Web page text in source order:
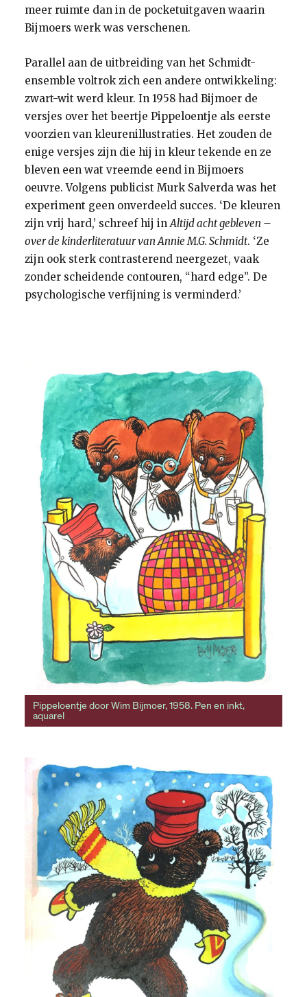
meer ruimte dan in de pocketuitgaven waarin
Bijmoers werk was verschenen.
Parallel aan de uitbreiding van het Schmidt-
ensemble voltrok zich een andere ontwikkeling:
zwart-wit werd kleur. In 1958 had Bijmoer de
versjes over het beertje Pippeloentje als eerste
voorzien van kleurenillustraties. Het zouden de
enige versjes zijn die hij in kleur tekende en ze
bleven een wat vreemde eend in Bijmoers
oeuvre. Volgens publicist Murk Salverda was het
experiment geen onverdeeld succes. ‘De kleuren
zijn vrij hard,’ schreef hij inAltijd acht gebleven –
over de kinderliteratuur van Annie M.G. Schmidt. ‘Ze
zijn ook sterk contrasterend neergezet, vaak
zonder scheidende contouren, “hard edge”. De
psychologische verfijning is verminderd.’
Pippeloentje door Wim Bijmoer, 1958. Pen en inkt,
aquarel